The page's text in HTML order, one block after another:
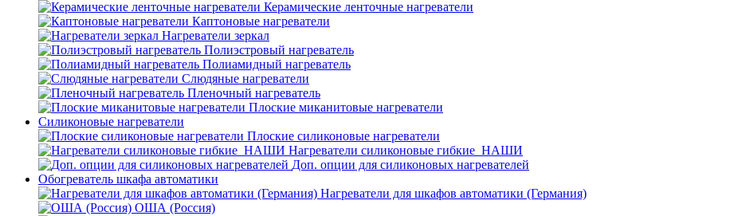
Керамические ленточные нагреватели
Каптоновые нагреватели
Нагреватели зеркал
Полиэстровый нагреватель
Полиамидный нагреватель
Слюдяные нагреватели
Пленочный нагреватель
Плоские миканитовые нагреватели
Силиконовые нагреватели
Плоские силиконовые нагреватели
Нагреватели силиконовые гибкие_НАШИ
Доп. опции для силиконовых нагревателей
Обогреватель шкафа автоматики
Нагреватели для шкафов автоматики (Германия)
ОША (Россия)